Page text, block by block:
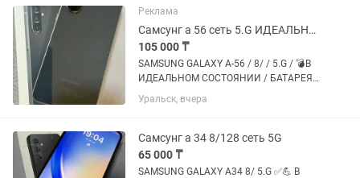
Реклама
Самсунг а 56 сеть 5.G ИДЕАЛЬНЫЙ
105 000 ₸
SAMSUNG GALAXY A-56 / 8/ / 5.G / 💣В
ИДЕАЛЬНОМ СОСТОЯНИИ / БАТАРЕЯ
💪💪✅ Face ID ОТПЕЧАТОК ПАЛЬЦЕВ /
НОВЫЙ ЧЕХОЛ СТЕКЛО / ДОКУМЕНТ
Уральск, вчера
Самсунг а 34 8/128 сеть 5G
65 000 ₸
SAMSUNG GALAXY A34 8/ 5.G ✅💪 В